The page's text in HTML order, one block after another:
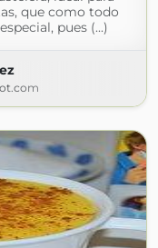
que como todo
pues (...)